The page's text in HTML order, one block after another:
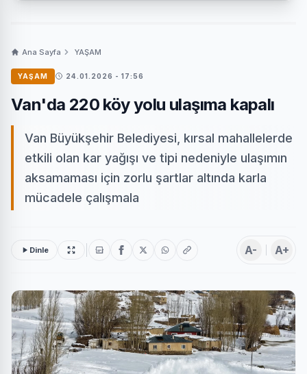
Ana Sayfa YAŞAM
YAŞAM 24.01.2026 - 17:56
Van'da 220 köy yolu ulaşıma kapalı
Van Büyükşehir Belediyesi, kırsal mahallelerde
etkili olan kar yağışı ve tipi nedeniyle ulaşımın
aksamaması için zorlu şartlar altında karla
mücadele çalışmala
Dinle A- A+